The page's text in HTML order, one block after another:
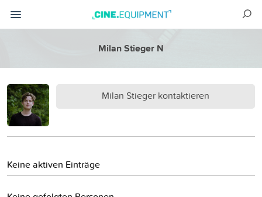
Milan Stieger N
Milan Stieger kontaktieren
Keine aktiven Einträge